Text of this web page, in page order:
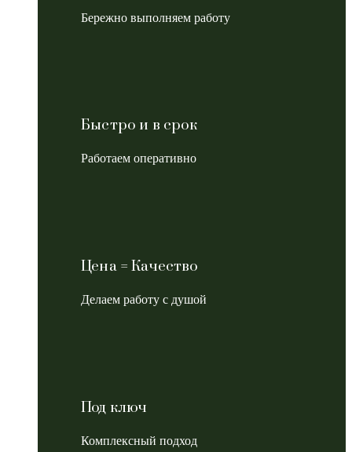
Бережно выполняем работу
Быстро и в срок
Работаем оперативно
Цена = Качество
Делаем работу с душой
Под ключ
Комплексный подход